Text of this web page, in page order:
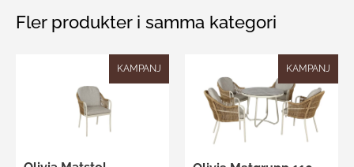
Fler produkter i samma kategori
KAMPANJ KAMPANJ